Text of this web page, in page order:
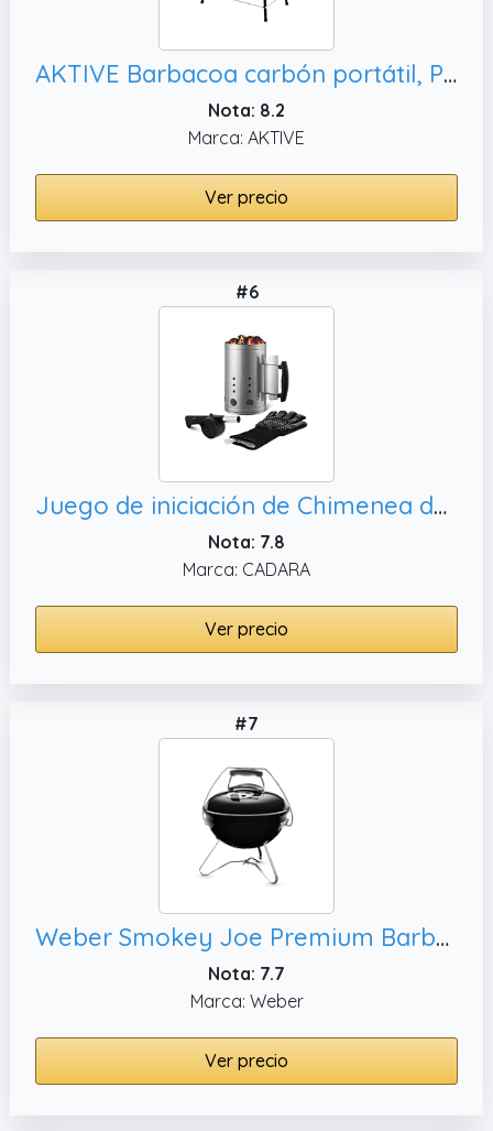
AKTIVE Barbacoa carbón portátil, Para espacios pequeños (63110)
Nota: 8.2
Marca: AKTIVE
Ver precio
#6
Juego de iniciación de Chimenea de carbón, soplador de Aire para
Nota: 7.8
Marca: CADARA
Ver precio
#7
Weber Smokey Joe Premium Barbacoa de carbón, barbacoa con tapa y cuba esmaltadas en porcelana - Negro (1121004)
Nota: 7.7
Marca: Weber
Ver precio